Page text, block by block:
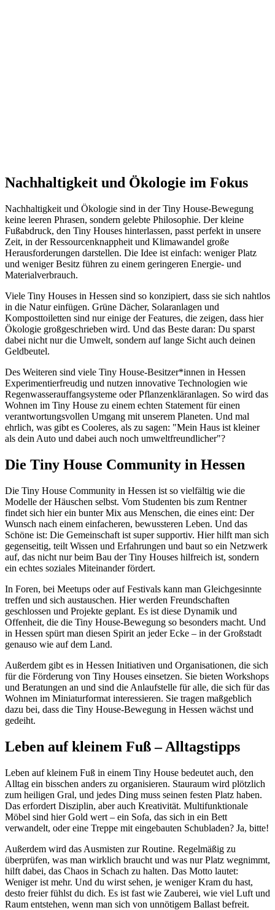
Nachhaltigkeit und Ökologie im Fokus
Nachhaltigkeit und Ökologie sind in der Tiny House-Bewegung
keine leeren Phrasen, sondern gelebte Philosophie. Der kleine
Fußabdruck, den Tiny Houses hinterlassen, passt perfekt in unsere
Zeit, in der Ressourcenknappheit und Klimawandel große
Herausforderungen darstellen. Die Idee ist einfach: weniger Platz
und weniger Besitz führen zu einem geringeren Energie- und
Materialverbrauch.
Viele Tiny Houses in Hessen sind so konzipiert, dass sie sich nahtlos
in die Natur einfügen. Grüne Dächer, Solaranlagen und
Komposttoiletten sind nur einige der Features, die zeigen, dass hier
Ökologie großgeschrieben wird. Und das Beste daran: Du sparst
dabei nicht nur die Umwelt, sondern auf lange Sicht auch deinen
Geldbeutel.
Des Weiteren sind viele Tiny House-Besitzer*innen in Hessen
Experimentierfreudig und nutzen innovative Technologien wie
Regenwasserauffangsysteme oder Pflanzenkläranlagen. So wird das
Wohnen im Tiny House zu einem echten Statement für einen
verantwortungsvollen Umgang mit unserem Planeten. Und mal
ehrlich, was gibt es Cooleres, als zu sagen: "Mein Haus ist kleiner
als dein Auto und dabei auch noch umweltfreundlicher"?
Die Tiny House Community in Hessen
Die Tiny House Community in Hessen ist so vielfältig wie die
Modelle der Häuschen selbst. Vom Studenten bis zum Rentner
findet sich hier ein bunter Mix aus Menschen, die eines eint: Der
Wunsch nach einem einfacheren, bewussteren Leben. Und das
Schöne ist: Die Gemeinschaft ist super supportiv. Hier hilft man sich
gegenseitig, teilt Wissen und Erfahrungen und baut so ein Netzwerk
auf, das nicht nur beim Bau der Tiny Houses hilfreich ist, sondern
ein echtes soziales Miteinander fördert.
In Foren, bei Meetups oder auf Festivals kann man Gleichgesinnte
treffen und sich austauschen. Hier werden Freundschaften
geschlossen und Projekte geplant. Es ist diese Dynamik und
Offenheit, die die Tiny House-Bewegung so besonders macht. Und
in Hessen spürt man diesen Spirit an jeder Ecke – in der Großstadt
genauso wie auf dem Land.
Außerdem gibt es in Hessen Initiativen und Organisationen, die sich
für die Förderung von Tiny Houses einsetzen. Sie bieten Workshops
und Beratungen an und sind die Anlaufstelle für alle, die sich für das
Wohnen im Miniaturformat interessieren. Sie tragen maßgeblich
dazu bei, dass die Tiny House-Bewegung in Hessen wächst und
gedeiht.
Leben auf kleinem Fuß – Alltagstipps
Leben auf kleinem Fuß in einem Tiny House bedeutet auch, den
Alltag ein bisschen anders zu organisieren. Stauraum wird plötzlich
zum heiligen Gral, und jedes Ding muss seinen festen Platz haben.
Das erfordert Disziplin, aber auch Kreativität. Multifunktionale
Möbel sind hier Gold wert – ein Sofa, das sich in ein Bett
verwandelt, oder eine Treppe mit eingebauten Schubladen? Ja, bitte!
Außerdem wird das Ausmisten zur Routine. Regelmäßig zu
überprüfen, was man wirklich braucht und was nur Platz wegnimmt,
hilft dabei, das Chaos in Schach zu halten. Das Motto lautet:
Weniger ist mehr. Und du wirst sehen, je weniger Kram du hast,
desto freier fühlst du dich. Es ist fast wie Zauberei, wie viel Luft und
Raum entstehen, wenn man sich von unnötigem Ballast befreit.